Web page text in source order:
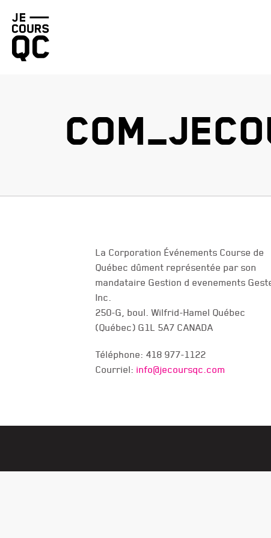
Retourner
la
La Corporation Événements Course de
Québec dûment représentée par son
mandataire Gestion d evenements
Inc.
250-G, boul. Wilfrid-Hamel Québec
(Québec) G1L 5A7 CANADA
Téléphone: 418 977-1122
Courriel: info@jecoursqc.com